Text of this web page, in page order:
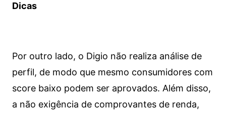
Dicas
Por outro lado, o Digio não realiza análise de
perfil, de modo que mesmo consumidores com
score baixo podem ser aprovados. Além disso,
a não exigência de comprovantes de renda,